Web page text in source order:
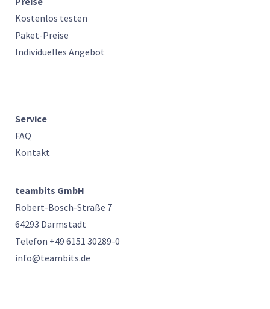
Kostenlos testen
Paket-Preise
Individuelles Angebot
Service
FAQ
Kontakt
teambits GmbH
Robert-Bosch-Straße 7
64293 Darmstadt
Telefon +49 6151 30289-0
info@teambits.de